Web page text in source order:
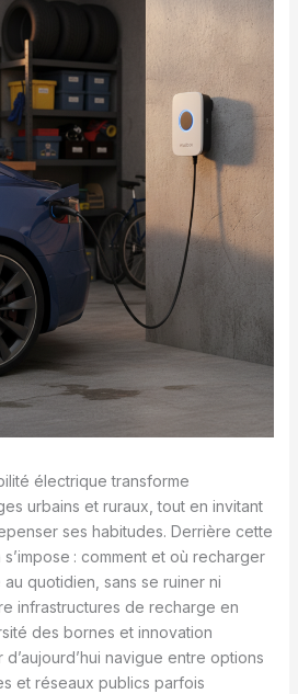
électrique transforme
urbains et ruraux, tout en invitant
ses habitudes. Derrière cette
: comment et où recharger
quotidien, sans se ruiner ni
infrastructures de recharge en
des bornes et innovation
navigue entre options
et réseaux publics parfois